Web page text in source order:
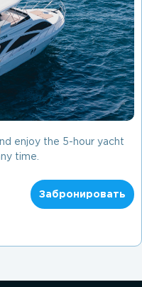
enjoy the 5-hour yacht
time.
Забронировать